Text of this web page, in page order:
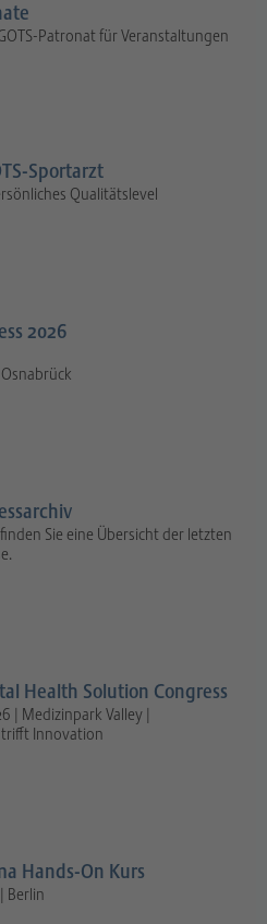
Patronat für Veranstaltungen
Sportarzt
Qualitätslevel
2026
Osnabrück
Sie eine Übersicht der letzten
Health Solution Congress
| Medizinpark Valley |
Innovation
Hands-On Kurs
Berlin